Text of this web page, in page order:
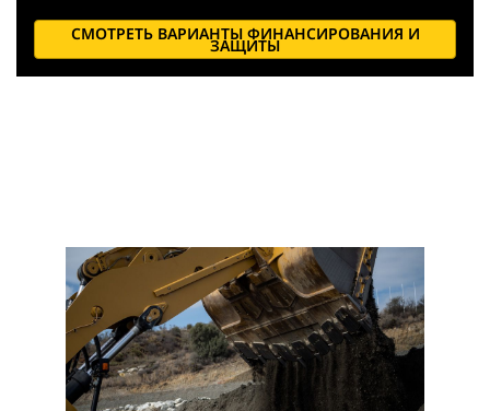
СМОТРЕТЬ ВАРИАНТЫ ФИНАНСИРОВАНИЯ И
ЗАЩИТЫ